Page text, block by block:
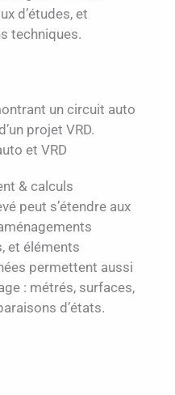
d’études, et
techniques.
et VRD
& calculs
peut s’étendre aux
et éléments
permettent aussi
: métrés, surfaces,
d’états.